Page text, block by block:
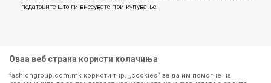
податоците што ги внесувате при купување.
Оваа веб страна користи колачиња
fashiongroup.com.mk користи тнр. „cookies“ за да им помогне на